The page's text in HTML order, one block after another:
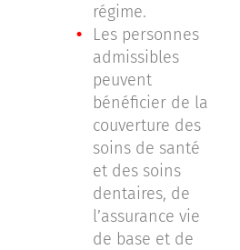
régime.
Les personnes
admissibles
peuvent
bénéficier de la
couverture des
soins de santé
et des soins
dentaires, de
l’assurance vie
de base et de